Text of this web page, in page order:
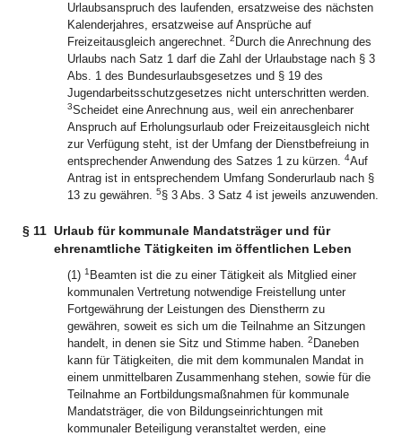
Urlaubsanspruch des laufenden, ersatzweise des nächsten
Kalenderjahres, ersatzweise auf Ansprüche auf
Freizeitausgleich angerechnet. 2 Durch die Anrechnung des
Urlaubs nach Satz 1 darf die Zahl der Urlaubstage nach § 3
Abs. 1 des Bundesurlaubsgesetzes und § 19 des
Jugendarbeitsschutzgesetzes nicht unterschritten werden.
3Scheidet eine Anrechnung aus, weil ein anrechenbarer
Anspruch auf Erholungsurlaub oder Freizeitausgleich nicht
zur Verfügung steht, ist der Umfang der Dienstbefreiung in
entsprechender Anwendung des Satzes 1 zu kürzen. 4Auf
Antrag ist in entsprechendem Umfang Sonderurlaub nach §
13 zu gewähren. 5§ 3 Abs. 3 Satz 4 ist jeweils anzuwenden.
§ 11 Urlaub für kommunale Mandatsträger und für
ehrenamtliche Tätigkeiten im öffentlichen Leben
(1) 1 Beamten ist die zu einer Tätigkeit als Mitglied einer
kommunalen Vertretung notwendige Freistellung unter
Fortgewährung der Leistungen des Dienstherrn zu
gewähren, soweit es sich um die Teilnahme an Sitzungen
handelt, in denen sie Sitz und Stimme haben. 2 Daneben
kann für Tätigkeiten, die mit dem kommunalen Mandat in
einem unmittelbaren Zusammenhang stehen, sowie für die
Teilnahme an Fortbildungsmaßnahmen für kommunale
Mandatsträger, die von Bildungseinrichtungen mit
kommunaler Beteiligung veranstaltet werden, eine